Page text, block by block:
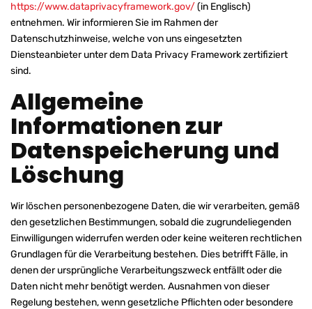
https://www.dataprivacyframework.gov/(in Englisch)
entnehmen. Wir informieren Sie im Rahmen der
Datenschutzhinweise, welche von uns eingesetzten
Diensteanbieter unter dem Data Privacy Framework zertifiziert
sind.
Allgemeine
Informationen zur
Datenspeicherung und
Löschung
Wir löschen personenbezogene Daten, die wir verarbeiten, gemäß
den gesetzlichen Bestimmungen, sobald die zugrundeliegenden
Einwilligungen widerrufen werden oder keine weiteren rechtlichen
Grundlagen für die Verarbeitung bestehen. Dies betrifft Fälle, in
denen der ursprüngliche Verarbeitungszweck entfällt oder die
Daten nicht mehr benötigt werden. Ausnahmen von dieser
Regelung bestehen, wenn gesetzliche Pflichten oder besondere